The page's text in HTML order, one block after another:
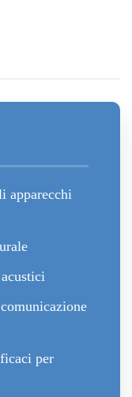
apparecchi
per